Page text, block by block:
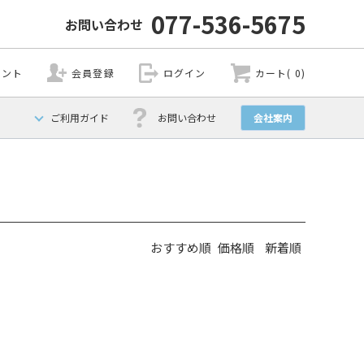
お問い合わせ 077-536-5675
ト 会員登録 ログイン カート( 0)
ご利用ガイド お問い合わせ 会社案内
おすすめ順 価格順 新着順